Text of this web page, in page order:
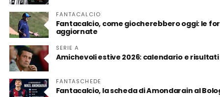
FANTACALCIO
Fantacalcio, come giocherebbero oggi: le
aggiornate
SERIE A
Amichevoli estive 2026: calendario e risultati
FANTASCHEDE
Fantacalcio, la scheda di Amondarain al